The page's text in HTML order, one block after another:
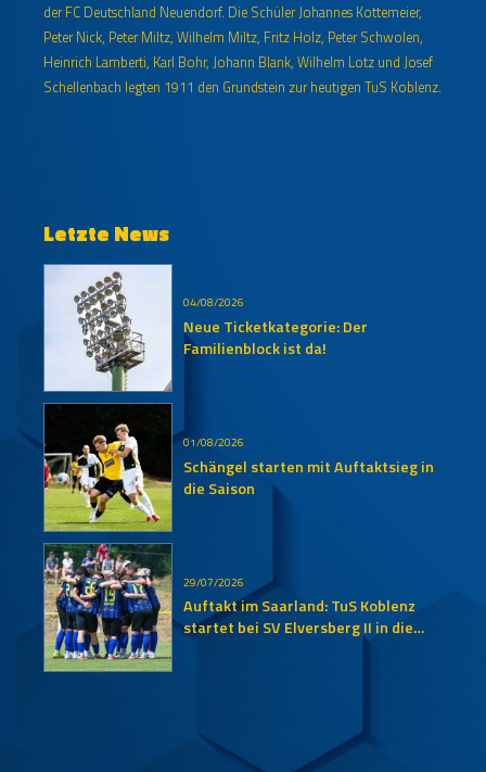
der FC Deutschland Neuendorf. Die Schüler Johannes Kottemeier,
Peter Nick, Peter Miltz, Wilhelm Miltz, Fritz Holz, Peter Schwolen,
Heinrich Lamberti, Karl Bohr, Johann Blank, Wilhelm Lotz und Josef
Schellenbach legten 1911 den Grundstein zur heutigen TuS Koblenz.
Letzte News
04/08/2026
Neue Ticketkategorie: Der
Familienblock ist da!
01/08/2026
Schängel starten mit Auftaktsieg in
die Saison
29/07/2026
Auftakt im Saarland: TuS Koblenz
startet bei SV Elversberg II in die